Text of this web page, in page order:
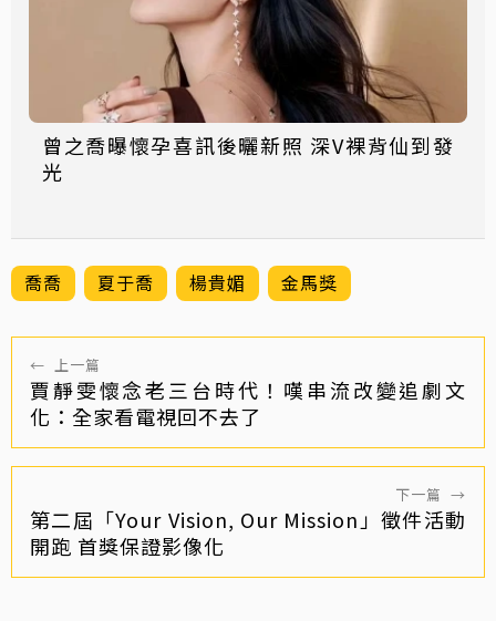
曾之喬曝懷孕喜訊後曬新照 深V裸背仙到發
光
喬喬 夏于喬 楊貴媚 金馬獎
← 上一篇
賈靜雯懷念老三台時代！嘆串流改變追劇文
化：全家看電視回不去了
下一篇 →
第二屆「Your Vision, Our Mission」徵件活動
開跑 首獎保證影像化